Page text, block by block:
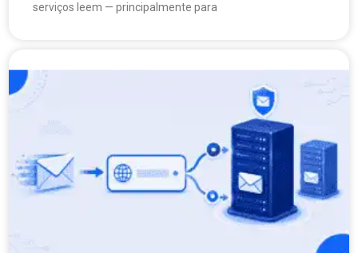
serviços leem — principalmente para